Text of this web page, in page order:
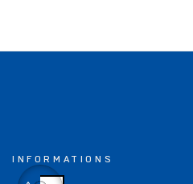
INFORMATIONS